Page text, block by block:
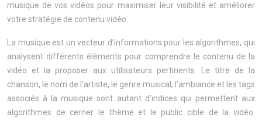
musique de vos vidéos pour maximiser leur visibilité et améliorer
votre stratégie de contenu vidéo.
La musique est un vecteur d’informations pour les algorithmes, qui
analysent différents éléments pour comprendre le contenu de la
vidéo et la proposer aux utilisateurs pertinents. Le titre de la
chanson, le nom de l’artiste, le genre musical, l’ambiance et les tags
associés à la musique sont autant d’indices qui permettent aux
algorithmes de cerner le thème et le public cible de la vidéo.